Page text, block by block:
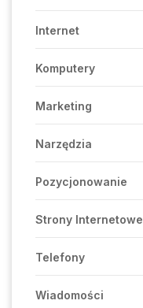
Internet
Komputery
Marketing
Narzędzia
Pozycjonowanie
Strony Internetowe
Telefony
Wiadomości